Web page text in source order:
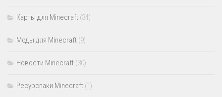
Карты для Minecraft (34)
Моды для Minecraft (9)
Новости Minecraft (30)
Ресурспаки Minecraft (1)